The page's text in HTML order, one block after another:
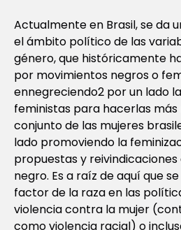
Actualmente en Brasil, se da
el ámbito político de las
género, que históricamente
por movimientos negros o
ennegreciendo2 por un lado
feministas para hacerlas
conjunto de las mujeres
lado promoviendo la
propuestas y
negro. Es a raíz de aquí que
factor de la raza en las
violencia contra la mujer
como violencia racial) o